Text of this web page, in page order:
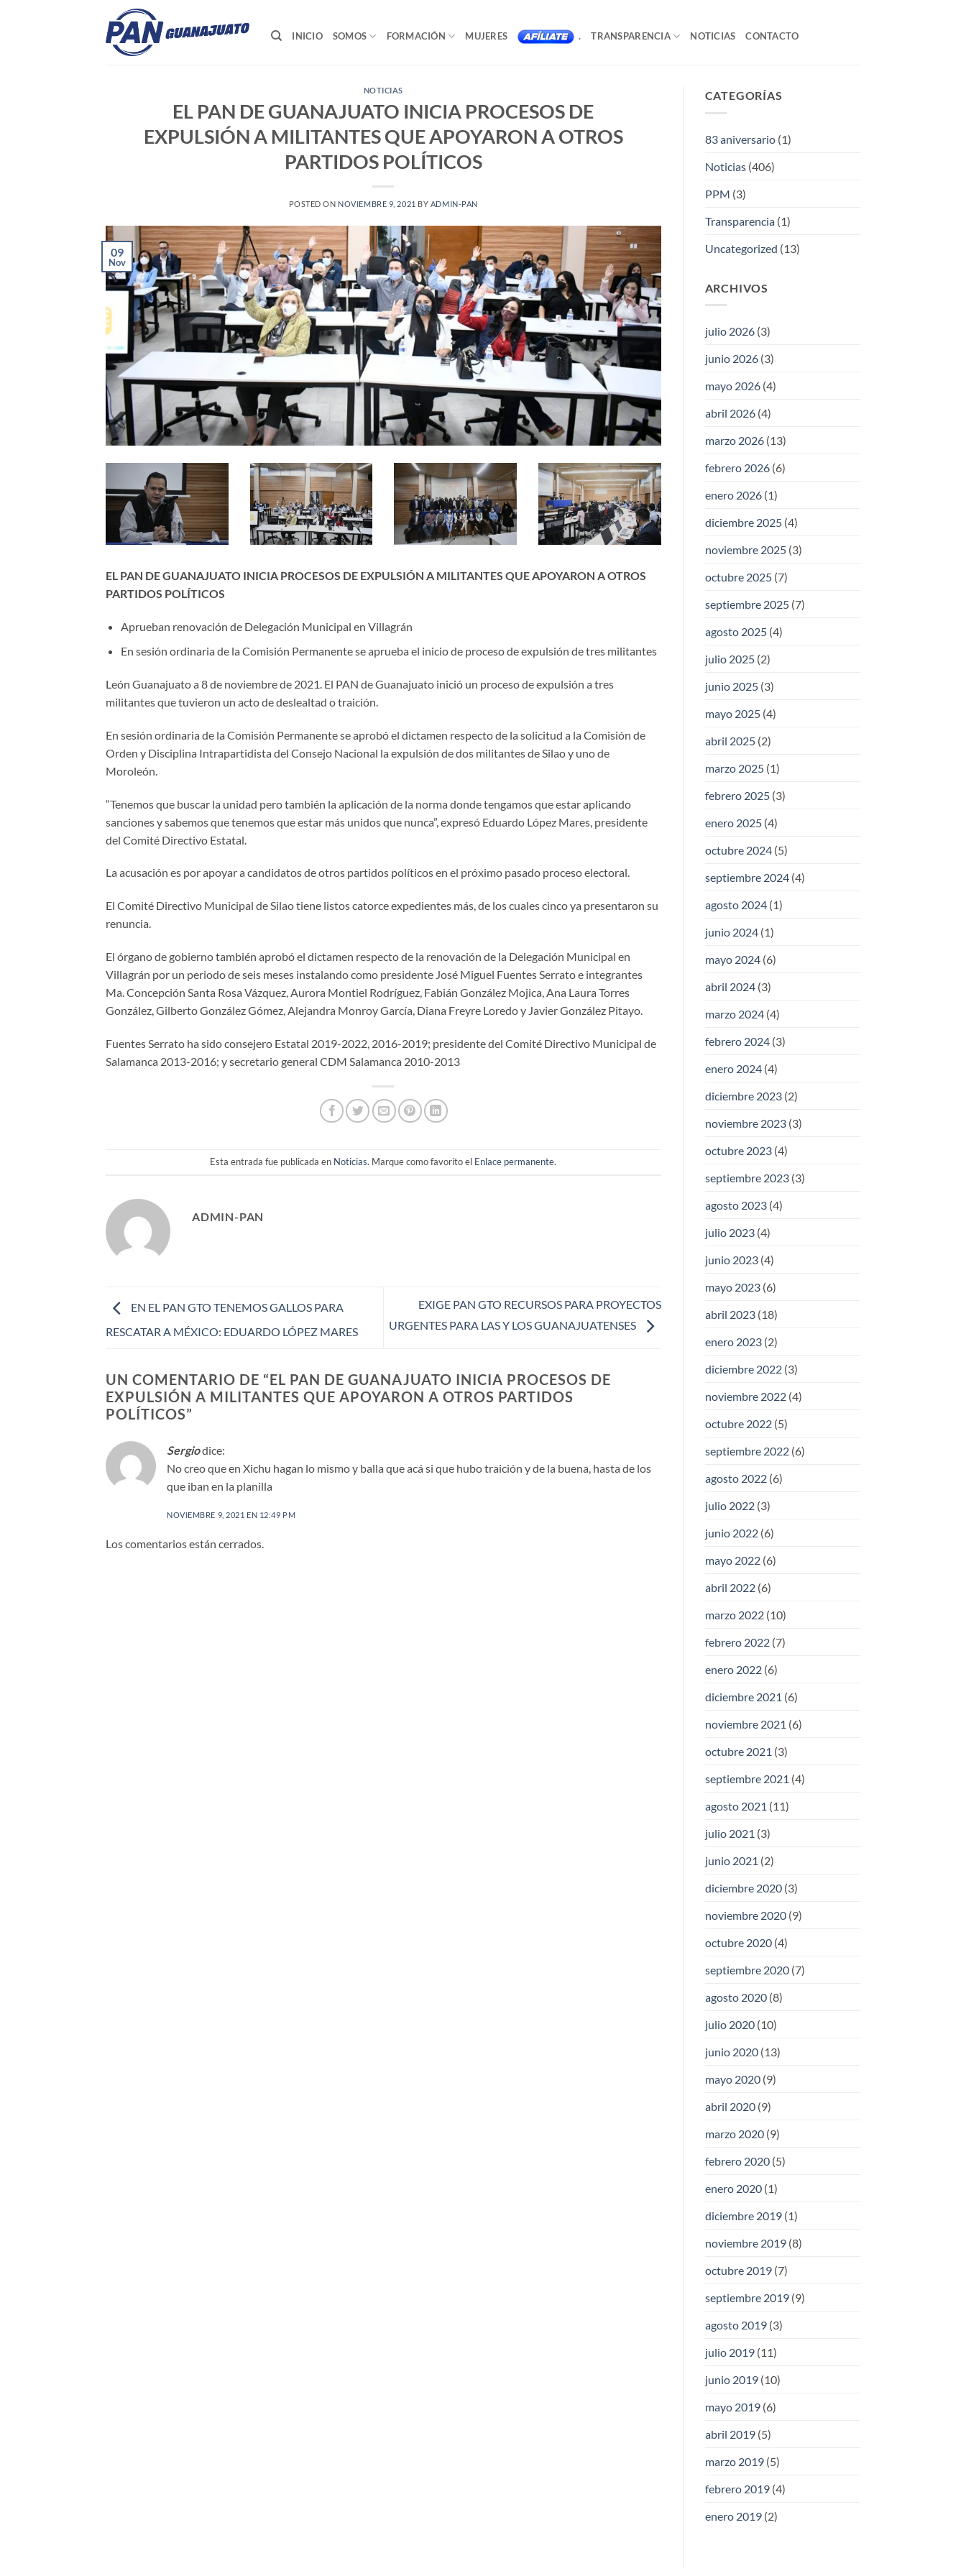
INICIO SOMOS FORMACIÓN MUJERES . TRANSPARENCIA NOTICIAS CONTACTO
NOTICIAS
EL PAN DE GUANAJUATO INICIA PROCESOS DE
EXPULSIÓN A MILITANTES QUE APOYARON A OTROS
PARTIDOS POLÍTICOS
POSTED ON NOVIEMBRE 9, 2021 BY ADMIN-PAN
09
Nov
EL PAN DE GUANAJUATO INICIA PROCESOS DE EXPULSIÓN A MILITANTES QUE APOYARON A OTROS
PARTIDOS POLÍTICOS
Aprueban renovación de Delegación Municipal en Villagrán
En sesión ordinaria de la Comisión Permanente se aprueba el inicio de proceso de expulsión de tres militantes
León Guanajuato a 8 de noviembre de 2021. El PAN de Guanajuato inició un proceso de expulsión a tres
militantes que tuvieron un acto de deslealtad o traición.
En sesión ordinaria de la Comisión Permanente se aprobó el dictamen respecto de la solicitud a la Comisión de
Orden y Disciplina Intrapartidista del Consejo Nacional la expulsión de dos militantes de Silao y uno de
Moroleón.
“Tenemos que buscar la unidad pero también la aplicación de la norma donde tengamos que estar aplicando
sanciones y sabemos que tenemos que estar más unidos que nunca”, expresó Eduardo López Mares, presidente
del Comité Directivo Estatal.
La acusación es por apoyar a candidatos de otros partidos políticos en el próximo pasado proceso electoral.
El Comité Directivo Municipal de Silao tiene listos catorce expedientes más, de los cuales cinco ya presentaron su
renuncia.
El órgano de gobierno también aprobó el dictamen respecto de la renovación de la Delegación Municipal en
Villagrán por un periodo de seis meses instalando como presidente José Miguel Fuentes Serrato e integrantes
Ma. Concepción Santa Rosa Vázquez, Aurora Montiel Rodríguez, Fabián González Mojica, Ana Laura Torres
González, Gilberto González Gómez, Alejandra Monroy García, Diana Freyre Loredo y Javier González Pitayo.
Fuentes Serrato ha sido consejero Estatal 2019-2022, 2016-2019; presidente del Comité Directivo Municipal de
Salamanca 2013-2016; y secretario general CDM Salamanca 2010-2013
Esta entrada fue publicada en Noticias. Marque como favorito el Enlace permanente.
ADMIN-PAN
EN EL PAN GTO TENEMOS GALLOS PARA
RESCATAR A MÉXICO: EDUARDO LÓPEZ MARES
EXIGE PAN GTO RECURSOS PARA PROYECTOS
URGENTES PARA LAS Y LOS GUANAJUATENSES
UN COMENTARIO DE “EL PAN DE GUANAJUATO INICIA PROCESOS DE
EXPULSIÓN A MILITANTES QUE APOYARON A OTROS PARTIDOS
POLÍTICOS”
Sergiodice:
No creo que en Xichu hagan lo mismo y balla que acá si que hubo traición y de la buena, hasta de los
que iban en la planilla
NOVIEMBRE 9, 2021 EN 12:49 PM
Los comentarios están cerrados.
CATEGORÍAS
83 aniversario(1)
Noticias(406)
PPM (3)
Transparencia(1)
Uncategorized (13)
ARCHIVOS
julio 2026(3)
junio 2026(3)
mayo 2026(4)
abril 2026(4)
marzo 2026(13)
febrero 2026(6)
enero 2026(1)
diciembre 2025(4)
noviembre 2025(3)
octubre 2025(7)
septiembre 2025(7)
agosto 2025(4)
julio 2025(2)
junio 2025(3)
mayo 2025(4)
abril 2025(2)
marzo 2025(1)
febrero 2025(3)
enero 2025(4)
octubre 2024(5)
septiembre 2024(4)
agosto 2024(1)
junio 2024(1)
mayo 2024(6)
abril 2024(3)
marzo 2024(4)
febrero 2024(3)
enero 2024(4)
diciembre 2023(2)
noviembre 2023(3)
octubre 2023(4)
septiembre 2023(3)
agosto 2023(4)
julio 2023(4)
junio 2023(4)
mayo 2023(6)
abril 2023(18)
enero 2023(2)
diciembre 2022(3)
noviembre 2022(4)
octubre 2022(5)
septiembre 2022(6)
agosto 2022(6)
julio 2022(3)
junio 2022(6)
mayo 2022(6)
abril 2022(6)
marzo 2022(10)
febrero 2022(7)
enero 2022(6)
diciembre 2021 (6)
noviembre 2021 (6)
octubre 2021 (3)
septiembre 2021 (4)
agosto 2021 (11)
julio 2021 (3)
junio 2021 (2)
diciembre 2020(3)
noviembre 2020(9)
octubre 2020(4)
septiembre 2020(7)
agosto 2020(8)
julio 2020(10)
junio 2020(13)
mayo 2020(9)
abril 2020(9)
marzo 2020(9)
febrero 2020(5)
enero 2020(1)
diciembre 2019(1)
noviembre 2019(8)
octubre 2019(7)
septiembre 2019(9)
agosto 2019(3)
julio 2019(11)
junio 2019(10)
mayo 2019(6)
abril 2019(5)
marzo 2019(5)
febrero 2019(4)
enero 2019(2)